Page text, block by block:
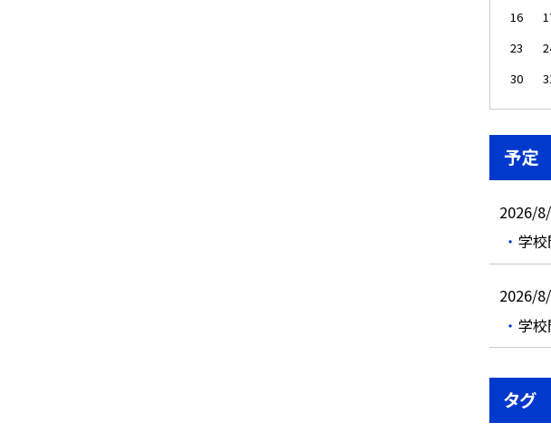
16
23
30
予定
2026/
学校
2026/
学校
タグ